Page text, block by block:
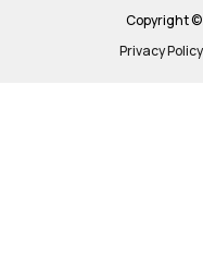
Copyright
Privacy Policy